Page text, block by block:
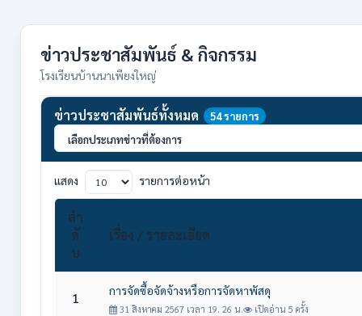
ข่าวประชาสัมพันธ์ & กิจกรรม
โรงเรียนบ้านนาเพียงใหญ่
ข่าวประชาสัมพันธ์ทั้งหมด 54 รายการ
แสดง รายการต่อหน้า
ลำ
ดั
บ
เรื่อง / รายละเอียด
1 การจัดซื้อจัดจ้างหรือการจัดหาพัสดุ
31 สิงหาคม 2567 เวลา 19. 26 น. เปิดอ่าน 5 ครั้ง